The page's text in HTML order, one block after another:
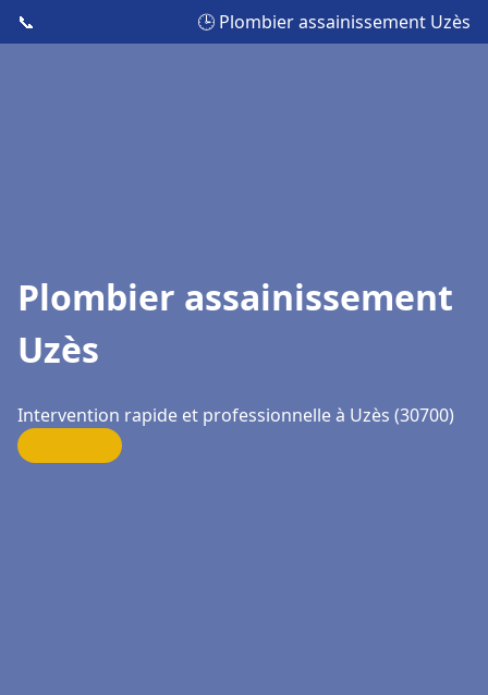
📞 🕒 Plombier assainissement Uzès
Plombier assainissement
Uzès
Intervention rapide et professionnelle à Uzès (30700)